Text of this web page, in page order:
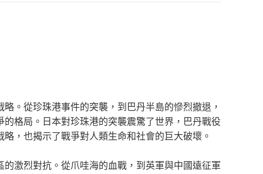
。從珍珠港事件的突襲，到巴丹半島的慘烈撤退，
格局。日本對珍珠港的突襲震驚了世界，巴丹戰役
，也揭示了戰爭對人類生命和社會的巨大破壞。
激烈對抗。從爪哇海的血戰，到英軍與中國遠征軍